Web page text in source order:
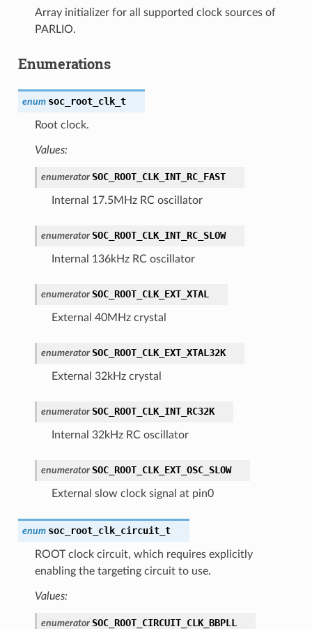
Array initializer for all supported clock sources of
PARLIO.
Enumerations
enum soc_root_clk_t
Root clock.
Values:
enumerator SOC_ROOT_CLK_INT_RC_FAST
Internal 17.5MHz RC oscillator
enumerator SOC_ROOT_CLK_INT_RC_SLOW
Internal 136kHz RC oscillator
enumerator SOC_ROOT_CLK_EXT_XTAL
External 40MHz crystal
enumerator SOC_ROOT_CLK_EXT_XTAL32K
External 32kHz crystal
enumerator SOC_ROOT_CLK_INT_RC32K
Internal 32kHz RC oscillator
enumerator SOC_ROOT_CLK_EXT_OSC_SLOW
External slow clock signal at pin0
enum soc_root_clk_circuit_t
ROOT clock circuit, which requires explicitly
enabling the targeting circuit to use.
Values:
enumerator SOC_ROOT_CIRCUIT_CLK_BBPLL